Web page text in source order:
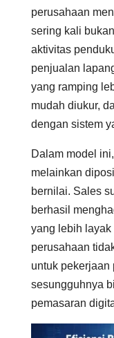
perusahaan
sering kali
aktivitas
penjualan
yang ramping
mudah diukur,
dengan sistem
Dalam model
melainkan
bernilai. Sales
berhasil
yang lebih layak
perusahaan
untuk pekerjaan
sesungguhnya
pemasaran